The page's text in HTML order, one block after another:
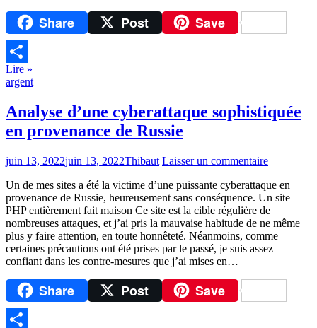
Share Post Save
Partager
Lire »
argent
Analyse d’une cyberattaque sophistiquée
en provenance de Russie
juin 13, 2022juin 13, 2022Thibaut Laisser un commentaire
Un de mes sites a été la victime d’une puissante cyberattaque en
provenance de Russie, heureusement sans conséquence. Un site
PHP entièrement fait maison Ce site est la cible régulière de
nombreuses attaques, et j’ai pris la mauvaise habitude de ne même
plus y faire attention, en toute honnêteté. Néanmoins, comme
certaines précautions ont été prises par le passé, je suis assez
confiant dans les contre-mesures que j’ai mises en…
Share Post Save